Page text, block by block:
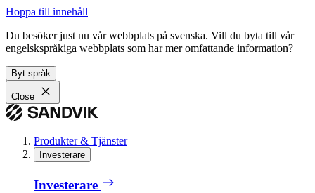
Hoppa till innehåll
Du besöker just nu vår webbplats på svenska. Vill du byta till vår
engelskspråkiga webbplats som har mer omfattande information?
Byt språk
Close
Produkter & Tjänster
Investerare
Investerare